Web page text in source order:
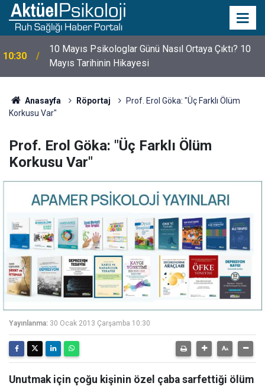
10:30
10 Mayıs Psikologlar Günü Nasıl Ortaya Çıktı? 10
Mayıs Tarihinin Hikayesi
Anasayfa Röportaj
Prof. Erol Göka: "Üç Farklı Ölüm
Korkusu Var"
Prof. Erol Göka: "Üç Farklı Ölüm
Korkusu Var"
Yayınlanma: 30 Ocak 2013 Çarşamba 10:30
Unutmak için çoğu kişinin özel çaba sarfettiği ölüm